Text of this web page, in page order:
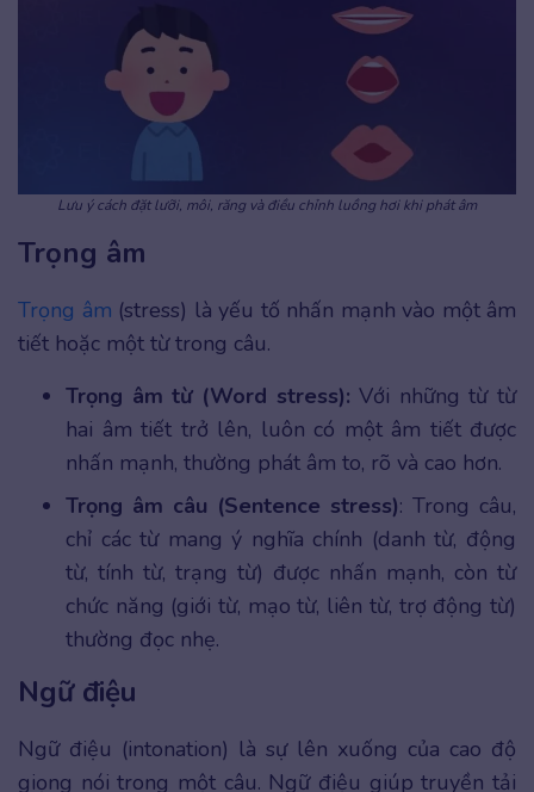
Lưu ý cách đặt lưỡi, môi, răng và điều chỉnh luồng hơi khi phát âm
Trọng âm
Trọng âm (stress) là yếu tố nhấn mạnh vào một âm
tiết hoặc một từ trong câu.
Trọng âm từ (Word stress): Với những từ từ
hai âm tiết trở lên, luôn có một âm tiết được
nhấn mạnh, thường phát âm to, rõ và cao hơn.
Trọng âm câu (Sentence stress): Trong câu,
chỉ các từ mang ý nghĩa chính (danh từ, động
từ, tính từ, trạng từ) được nhấn mạnh, còn từ
chức năng (giới từ, mạo từ, liên từ, trợ động từ)
thường đọc nhẹ.
Ngữ điệu
Ngữ điệu (intonation) là sự lên xuống của cao độ
giọng nói trong một câu. Ngữ điệu giúp truyền tải